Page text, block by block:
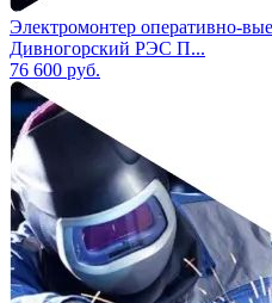
Электромонтер оперативно-
Дивногорский РЭС П...
76 600 руб.